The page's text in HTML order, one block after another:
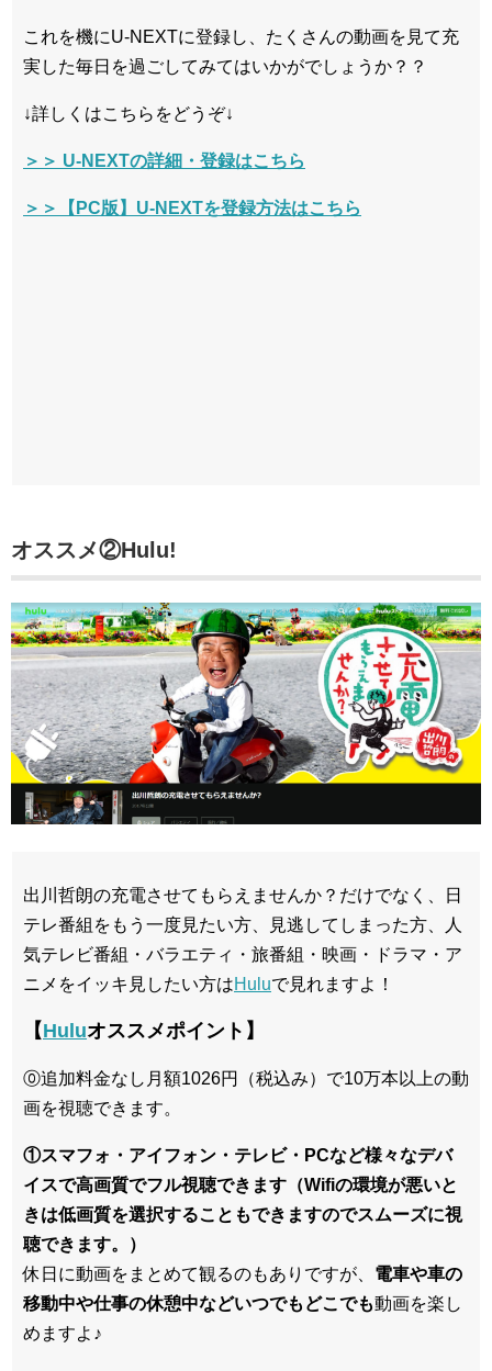
これを機にU-NEXTに登録し、たくさんの動画を見て充
実した毎日を過ごしてみてはいかがでしょうか？？
↓詳しくはこちらをどうぞ↓
＞＞ U-NEXTの詳細・登録はこちら
＞＞【PC版】U-NEXTを登録方法はこちら
オススメ②Hulu!
出川哲朗の充電させてもらえませんか？だけでなく、日
テレ番組をもう一度見たい方、見逃してしまった方、人
気テレビ番組・バラエティ・旅番組・映画・ドラマ・ア
ニメをイッキ見したい方はHuluで見れますよ！
【Huluオススメポイント】
⓪追加料金なし月額1026円（税込み）で10万本以上の動
画を視聴できます。
①スマフォ・アイフォン・テレビ・PCなど様々なデバ
イスで高画質でフル視聴できます（Wifiの環境が悪いと
きは低画質を選択することもできますのでスムーズに視
聴できます。）
休日に動画をまとめて観るのもありですが、 電車や車の
移動中や仕事の休憩中などいつでもどこでも動画を楽し
めますよ♪